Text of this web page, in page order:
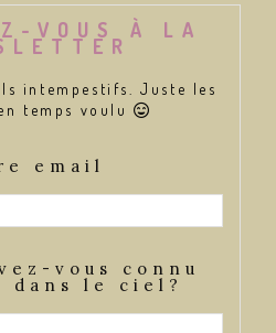
VOUS À LA
intempestifs. Juste les
temps voulu
email
vous connu
dans le ciel?